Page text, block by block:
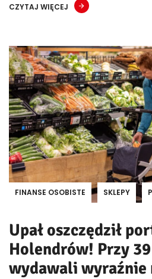
CZYTAJ WIĘCEJ
FINANSE OSOBISTE SKLEPY
Upał oszczędził
Holendrów! Przy
wydawali wyraźnie